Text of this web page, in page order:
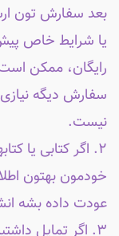
بعد سفارش تون
یا شرایط خاص پیش
رایگان، ممکن
سفارش دیگه
نیست.
۲. اگر کتابی یا
خودمون بهتون
عودت داده بشه